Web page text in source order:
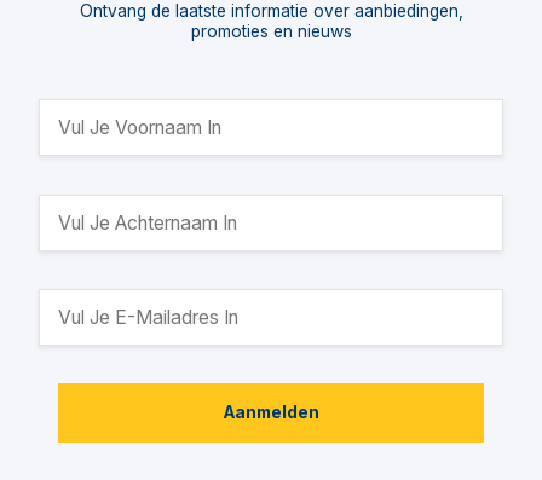
Ontvang de laatste informatie over aanbiedingen,
promoties en nieuws
Aanmelden